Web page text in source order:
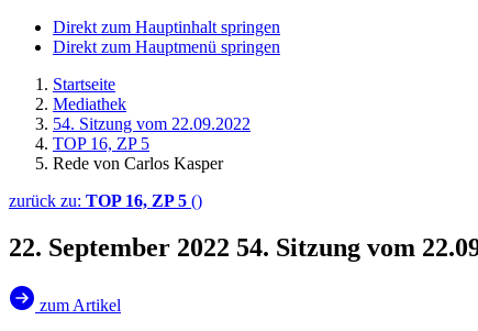
Direkt zum Hauptinhalt springen
Direkt zum Hauptmenü springen
Startseite
Mediathek
54. Sitzung vom 22.09.2022
TOP 16, ZP 5
Rede von Carlos Kasper
zurück zu: TOP 16, ZP 5 ()
22. September 2022 54. Sitzung vom
zum Artikel